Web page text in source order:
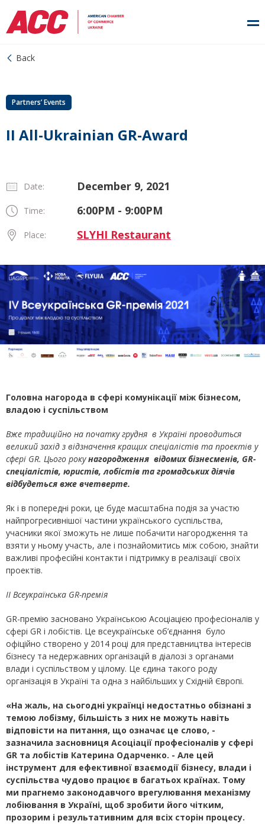
Back
Partners’ Events
II All-Ukrainian GR-Award
Date: December 9, 2021
Time: 6:00PM - 9:00PM
Place: SLYHI Restaurant
Головна нагорода в сфері комунікації між бізнесом,
владою і суспільством
Вже традиційно на початку грудня в Україні проводиться
великий захід з відзначення кращих спеціалістів та проектів у
сфері GR. Цього рокунагородження відомих бізнесменів, GR-
спеціалістів, юристів, лобістів та громадських діячів
відбудеться вже вчетверте.
Як і в попередні роки, це буде масштабна подія за участю
найпрогресивнішої частини українського суспільства,
учасники якої зможуть не лише побачити нагородження та
взяти у ньому участь, але і познайомитись між собою, знайти
важливі професійні контакти і підтримку в реалізації своїх
проектів.
ІІ Всеукраїнська GR-премія
GR-премію засновано Українською Асоціацією професіоналів у
сфері GR і лобістів. Це всеукраїнське об’єднання було
офіційно створено у 2014 році для представництва інтересів
бізнесу та недержавних організацій в діалозі з органами
влади і суспільством у цілому. Це єдина такого роду
організація в Україні та одна з найбільших у Східній Європі.
«На жаль, на сьогодні українці недостатньо обізнані з
темою лобізму, більшість з них не можуть навіть
відповісти на питання, що означає це слово, -
зазначила засновниця Асоціації професіоналів у сфері
GR та лобістів Катерина Одарченко. - Але цей
інструмент для ефективної взаємодії бізнесу, влади і
суспільства чудово працює в багатьох країнах. Тому
ми прагнемо законодавчого врегулювання механізму
лобіювання в Україні, щоб зробити його чітким,
прозорим і результативним для всіх сторін процесу.